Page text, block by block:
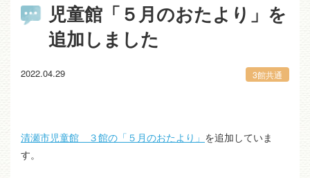
児童館「５月のおたより」を
追加しました
2022.04.29 3館共通
清瀬市児童館 ３館の「５月のおたより」 を追加していま
す。